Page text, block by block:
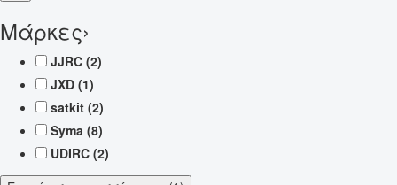
Μάρκες›
JJRC (2)
JXD (1)
satkit (2)
Syma (8)
UDIRC (2)